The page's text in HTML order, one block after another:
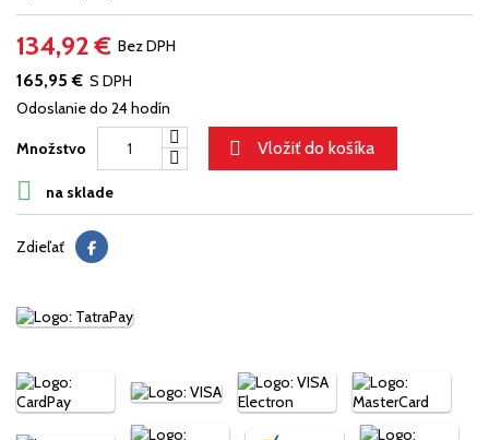
134,92 € Bez DPH
165,95 € S DPH
Odoslanie do 24 hodín
Množstvo  Vložiť do košíka
 na sklade
Zdieľať